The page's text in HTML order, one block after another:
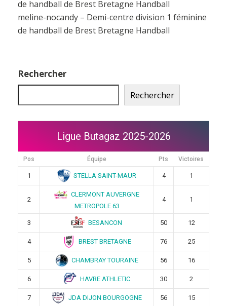
de handball de Brest Bretagne Handball
meline-nocandy – Demi-centre division 1 féminine
de handball de Brest Bretagne Handball
Rechercher
Rechercher
Ligue Butagaz 2025-2026
Pos Équipe Pts Victoires
1 STELLA SAINT-MAUR 4 1
2
CLERMONT AUVERGNE
METROPOLE 63
4 1
3 BESANCON 50 12
4 BREST BRETAGNE 76 25
5 CHAMBRAY TOURAINE 56 16
6 HAVRE ATHLETIC 30 2
7 JDA DIJON BOURGOGNE 56 15